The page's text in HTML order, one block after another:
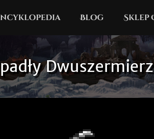
Blog Sklep
Dwuszermierz